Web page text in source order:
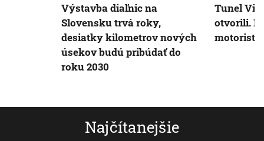
Najčítanejšie
Výstavba diaľnic na
Slovensku trvá roky,
desiatky kilometrov nových
úsekov budú pribúdať do
roku 2030
Tunel
otvorili.
motoristi